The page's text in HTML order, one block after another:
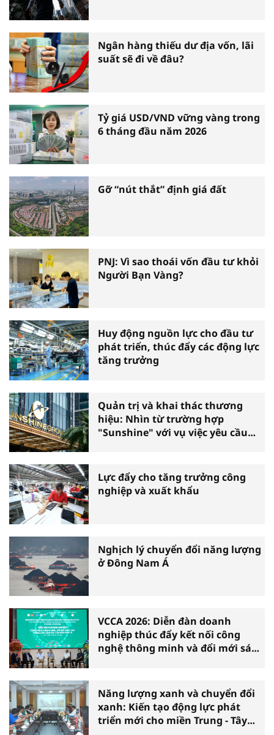
Ngân hàng thiếu dư địa vốn, lãi
suất sẽ đi về đâu?
Tỷ giá USD/VND vững vàng trong
6 tháng đầu năm 2026
Gỡ “nút thắt” định giá đất
PNJ: Vì sao thoái vốn đầu tư khỏi
Người Bạn Vàng?
Huy động nguồn lực cho đầu tư
phát triển, thúc đẩy các động lực
tăng trưởng
Quản trị và khai thác thương
hiệu: Nhìn từ trường hợp
"Sunshine" với vụ việc yêu cầu
Lực đẩy cho tăng trưởng công
nghiệp và xuất khẩu
Nghịch lý chuyển đổi năng lượng
ở Đông Nam Á
VCCA 2026: Diễn đàn doanh
nghiệp thúc đẩy kết nối công
nghệ thông minh và đổi mới sáng
Năng lượng xanh và chuyển đổi
xanh: Kiến tạo động lực phát
triển mới cho miền Trung - Tây